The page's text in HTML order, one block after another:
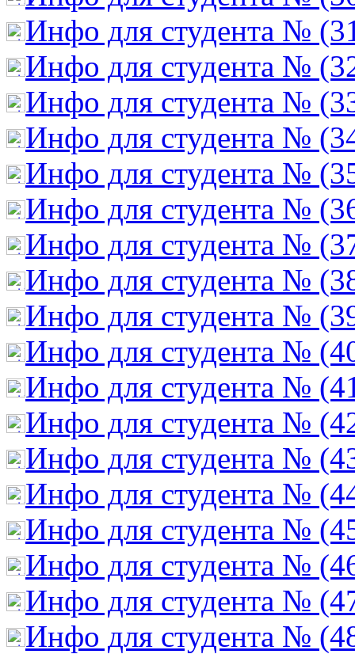
Инфо для студента №
Инфо для студента №
Инфо для студента №
Инфо для студента №
Инфо для студента №
Инфо для студента №
Инфо для студента №
Инфо для студента №
Инфо для студента №
Инфо для студента №
Инфо для студента №
Инфо для студента №
Инфо для студента №
Инфо для студента №
Инфо для студента №
Инфо для студента №
Инфо для студента №
Инфо для студента №